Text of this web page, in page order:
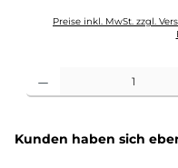
Preise inkl. MwSt. zzgl.
Produktgalerie überspringen
Kunden haben sich